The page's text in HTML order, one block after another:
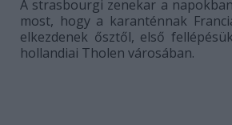
A strasbourgi zenekar a
most, hogy a karanténnak
elkezdenek ősztől, első
hollandiai Tholen városában.